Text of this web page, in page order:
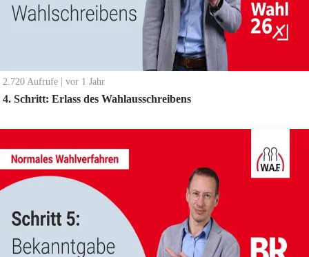
2.720 Aufrufe vor 1 Jahr
4. Schritt: Erlass des Wahlausschreibens